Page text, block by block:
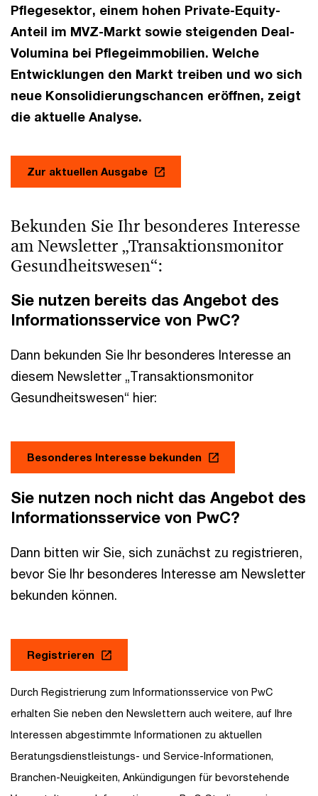
Pflegesektor, einem hohen Private-Equity-
Anteil im MVZ-Markt sowie steigenden Deal-
Volumina bei Pflegeimmobilien. Welche
Entwicklungen den Markt treiben und wo sich
neue Konsolidierungschancen eröffnen, zeigt
die aktuelle Analyse.
Zur aktuellen Ausgabe
Bekunden Sie Ihr besonderes Interesse
am Newsletter „Transaktionsmonitor
Gesundheitswesen“:
Sie nutzen bereits das Angebot des
Informationsservice von PwC?
Dann bekunden Sie Ihr besonderes Interesse an
diesem Newsletter „Transaktionsmonitor
Gesundheitswesen“ hier:
Besonderes Interesse bekunden
Sie nutzen noch nicht das Angebot des
Informationsservice von PwC?
Dann bitten wir Sie, sich zunächst zu registrieren,
bevor Sie Ihr besonderes Interesse am Newsletter
bekunden können.
Registrieren
Durch Registrierung zum Informationsservice von PwC
erhalten Sie neben den Newslettern auch weitere, auf Ihre
Interessen abgestimmte Informationen zu aktuellen
Beratungsdienstleistungs- und Service-Informationen,
Branchen-Neuigkeiten, Ankündigungen für bevorstehende